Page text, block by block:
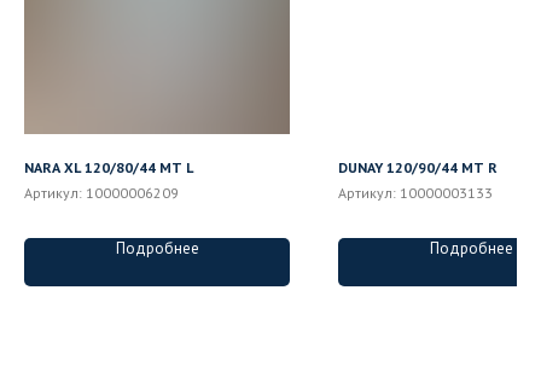
NARA XL 120/80/44 MT L
Артикул: 10000006209
Подробнее
DUNAY 120/90/44 MT R
Артикул: 10000003133
Подробнее